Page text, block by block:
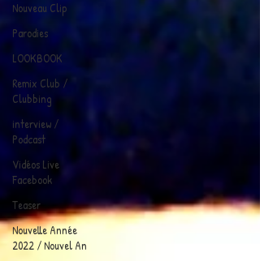
Nouveau Clip
Parodies
LOOKBOOK
Remix Club /
Clubbing
interview /
Podcast
Vidéos Live
Facebook
Teaser
Nouvelle Année
2022 / Nouvel An